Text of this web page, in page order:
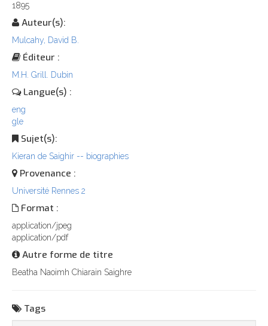
1895
Auteur(s):
Mulcahy, David B.
Éditeur :
M.H. Grill. Dubin
Langue(s) :
eng
gle
Sujet(s):
Kieran de Saighir -- biographies
Provenance :
Université Rennes 2
Format :
application/jpeg
application/pdf
Autre forme de titre
Beatha Naoimh Chiarain Saighre
Tags